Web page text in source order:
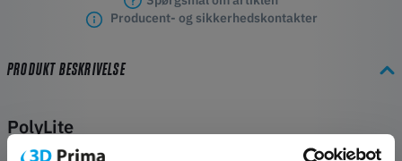
Producent- og sikkerhedskontakter
PRODUKT BESKRIVELSE
PolyLite
PolyLite er en familie af 3D-printfilamenter, der er fremstillet af de